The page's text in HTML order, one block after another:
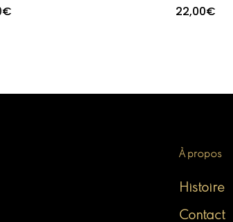
€ 22,00€
À propos
Histoire
Contact